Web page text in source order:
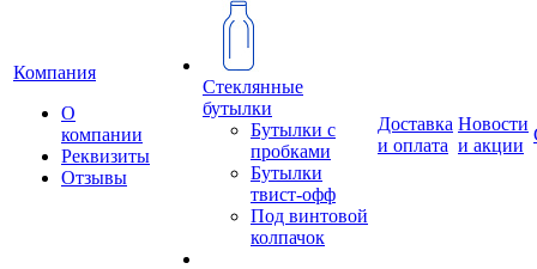
Компания
О
компании
Реквизиты
Отзывы
Стеклянные
бутылки
Бутылки с
пробками
Бутылки
твист-офф
Под винтовой
колпачок
Доставка
и оплата
Новости
и акции